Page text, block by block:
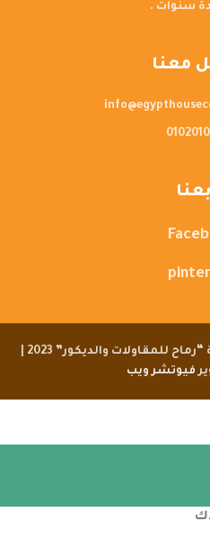
سنوات .
معنا
فيوتشر ويب